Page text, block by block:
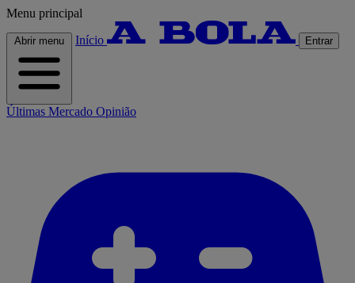
Menu principal
Abrir menu Início Entrar
Últimas Mercado Opinião